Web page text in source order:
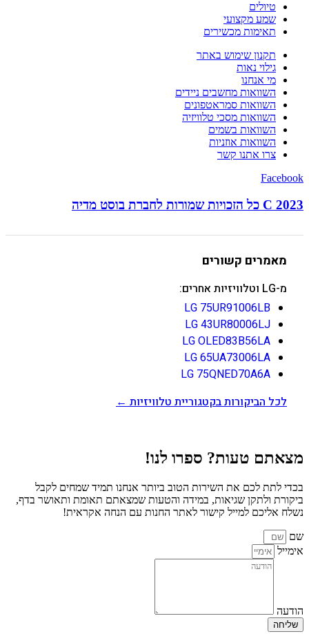
טיולים
שמע מקצועי
תאימות מכשירים
תקנון שימוש באתר
גילוי נאות
מי אנחנו
השוואות מחשבים ניידים
השוואות סמראטפונים
השוואות מסכי טלוויזיה
השוואות בשמים
השוואות אוזניות
צרו אתנו קשר
Facebook
C 2023 כל הזכויות שמורות לחברת בוסט מדיה
מאמרים קשורים
מ-LG וטלוויזיות אחרים:
LG 75UR91006LB
LG 43UR80006LJ
LG OLED83B56LA
LG 65UA73006LA
LG 75QNED70A6A
לכל הביקורות בקטגוריית טלוויזיות ←
מצאתם טעות? ספרו לנו!
בכדי לתת לכם את השירות הטוב ביותר אנחנו תמיד שמחים לקבל
ביקורת ולתקן שגיאות, במידה והטעות שמצאתם תאומת ותאושר בדף,
נשלח אליכם למייל קישור לאתר החנות עם הנחה אקראית!
שם
אימייל
הודעה
שליחה